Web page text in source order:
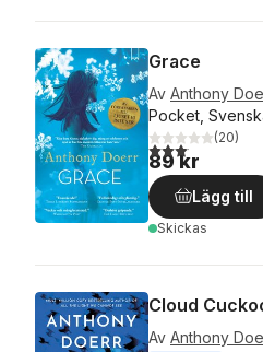
Grace
Av Anthony
Pocket,
3,1utav 5 (20)
89 kr
Lägg till
Skickas
Cloud
Av Anthony